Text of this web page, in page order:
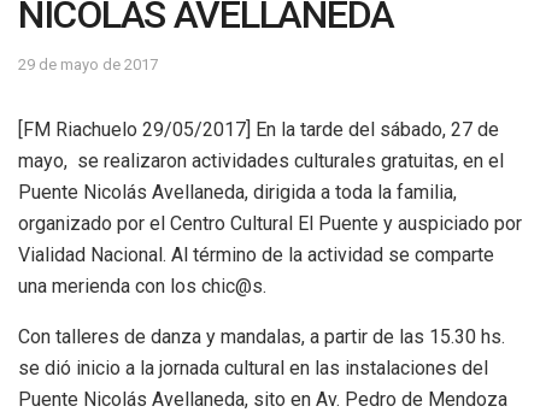
NICOLÁS AVELLANEDA
29 de mayo de 2017
[FM Riachuelo 29/05/2017] En la tarde del sábado, 27 de
mayo, se realizaron actividades culturales gratuitas, en el
Puente Nicolás Avellaneda, dirigida a toda la familia,
organizado por el Centro Cultural El Puente y auspiciado por
Vialidad Nacional. Al término de la actividad se comparte
una merienda con los chic@s.
Con talleres de danza y mandalas, a partir de las 15.30 hs.
se dió inicio a la jornada cultural en las instalaciones del
Puente Nicolás Avellaneda, sito en Av. Pedro de Mendoza